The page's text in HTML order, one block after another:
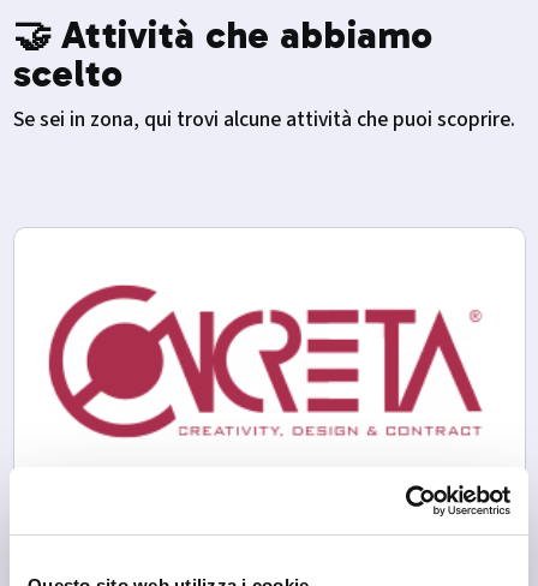
🤝 Attività che abbiamo
scelto
Se sei in zona, qui trovi alcune attività che puoi scoprire.